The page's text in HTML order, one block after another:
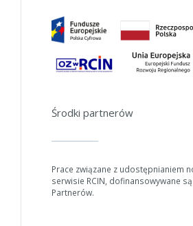
Środki partnerów
Prace związane z udostępnianiem
serwisie RCIN, dofinansowywane
Partnerów.